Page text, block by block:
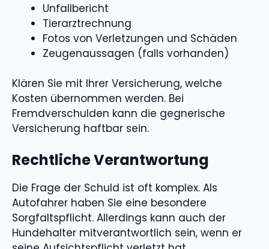
Unfallbericht
Tierarztrechnung
Fotos von Verletzungen und Schäden
Zeugenaussagen (falls vorhanden)
Klären Sie mit Ihrer Versicherung, welche
Kosten übernommen werden. Bei
Fremdverschulden kann die gegnerische
Versicherung haftbar sein.
Rechtliche Verantwortung
Die Frage der Schuld ist oft komplex. Als
Autofahrer haben Sie eine besondere
Sorgfaltspflicht. Allerdings kann auch der
Hundehalter mitverantwortlich sein, wenn er